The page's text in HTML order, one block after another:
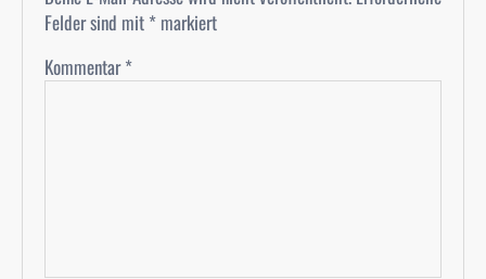
Felder sind mit * markiert
Kommentar*